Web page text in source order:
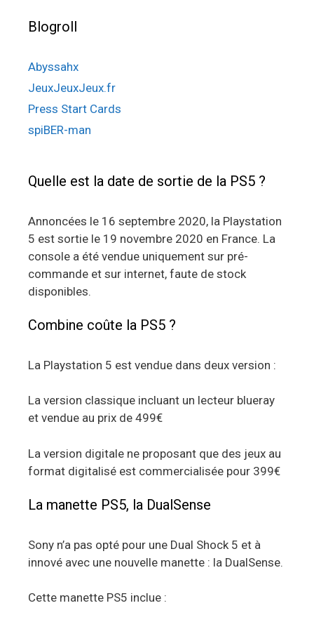
Blogroll
Abyssahx
JeuxJeuxJeux.fr
Press Start Cards
spiBER-man
Quelle est la date de sortie de la PS5 ?
Annoncées le 16 septembre 2020, la Playstation
5 est sortie le 19 novembre 2020 en France. La
console a été vendue uniquement sur pré-
commande et sur internet, faute de stock
disponibles.
Combine coûte la PS5 ?
La Playstation 5 est vendue dans deux version :
La version classique incluant un lecteur blueray
et vendue au prix de 499€
La version digitale ne proposant que des jeux au
format digitalisé est commercialisée pour 399€
La manette PS5, la DualSense
Sony n’a pas opté pour une Dual Shock 5 et à
innové avec une nouvelle manette : la DualSense.
Cette manette PS5 inclue :